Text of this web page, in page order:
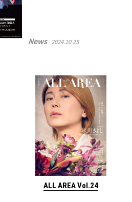
News 2024.10.25
ALL AREA Vol.24